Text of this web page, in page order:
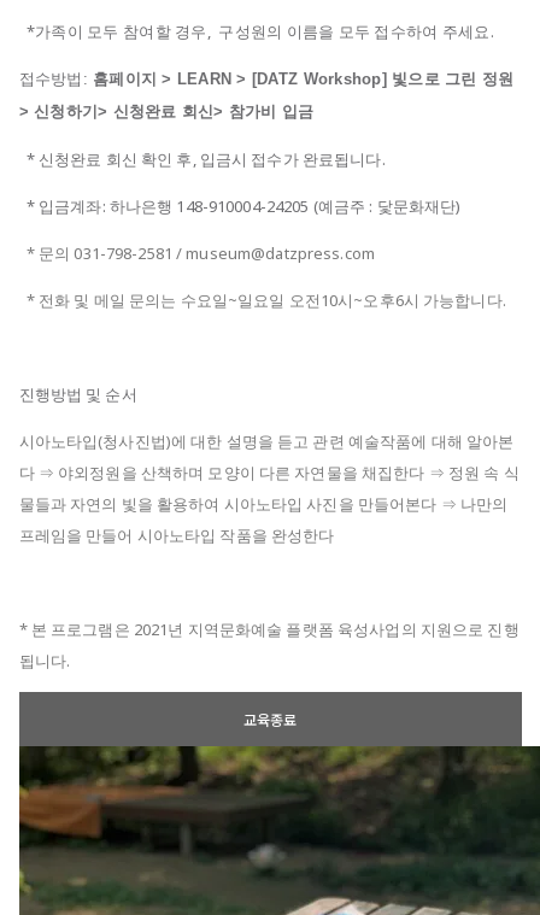
*가족이 모두 참여할 경우, 구성원의 이름을 모두 접수하여 주세요.
접수방법: 홈페이지 > LEARN > [DATZ Workshop] 빛으로 그린 정원
> 신청하기> 신청완료 회신> 참가비 입금
* 신청완료 회신 확인 후, 입금시 접수가 완료됩니다.
* 입금계좌: 하나은행 148-910004-24205 (예금주 : 닻문화재단)
* 문의 031-798-2581 / museum@datzpress.com
* 전화 및 메일 문의는 수요일~일요일 오전10시~오후6시 가능합니다.
진행방법 및 순서
시아노타입(청사진법)에 대한 설명을 듣고 관련 예술작품에 대해 알아본
다 ⇒ 야외정원을 산책하며 모양이 다른 자연물을 채집한다 ⇒ 정원 속 식
물들과 자연의 빛을 활용하여 시아노타입 사진을 만들어본다 ⇒ 나만의
프레임을 만들어 시아노타입 작품을 완성한다
* 본 프로그램은 2021년 지역문화예술 플랫폼 육성사업의 지원으로 진행
됩니다.
교육종료